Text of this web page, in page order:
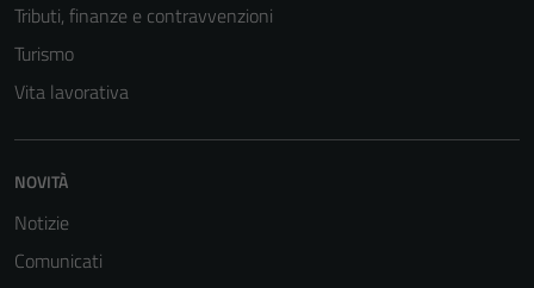
Tributi, finanze e contravvenzioni
Turismo
Vita lavorativa
NOVITÀ
Notizie
Comunicati